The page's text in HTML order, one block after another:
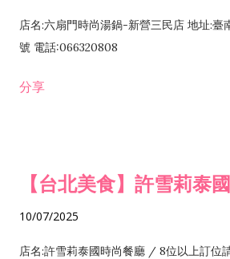
店名:六扇門時尚湯鍋-新營三民店 地址:臺
號 電話:066320808
分享
【台北美食】許雪莉泰
10/07/2025
店名:許雪莉泰國時尚餐廳 / 8位以上訂位